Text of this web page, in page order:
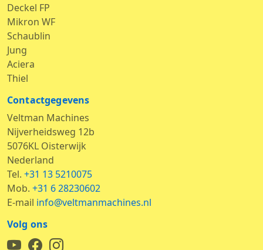
Deckel FP
Mikron WF
Schaublin
Jung
Aciera
Thiel
Contactgegevens
Veltman Machines
Nijverheidsweg 12b
5076KL Oisterwijk
Nederland
Tel. +31 13 5210075
Mob. +31 6 28230602
E-mail info@veltmanmachines.nl
Volg ons